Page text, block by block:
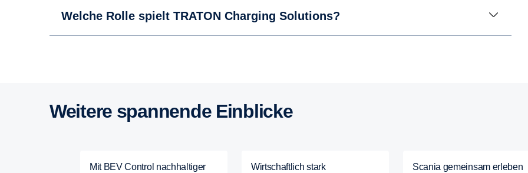
Welche Rolle spielt TRATON Charging Solutions?
Weitere spannende Einblicke
Mit BEV Control nachhaltiger
Wirtschaftlich stark Scania gemeinsam erleben